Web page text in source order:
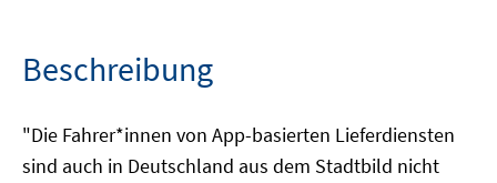
Beschreibung
"Die Fahrer*innen von App-basierten Lieferdiensten
sind auch in Deutschland aus dem Stadtbild nicht